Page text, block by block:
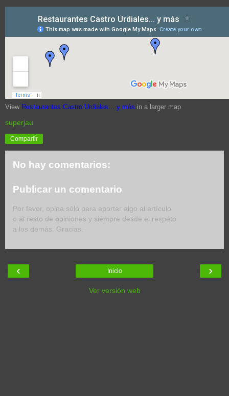
View Restaurantes Castro Urdiales... y más in a larger map
superjau
Compartir
No hay comentarios:
Publicar un comentario
Por favor, opina sólo para aportar algo al artículo
o al resto de opiniones y siempre desde el respeto
a los demás. Gracias.
‹ ›
Inicio
Ver versión web